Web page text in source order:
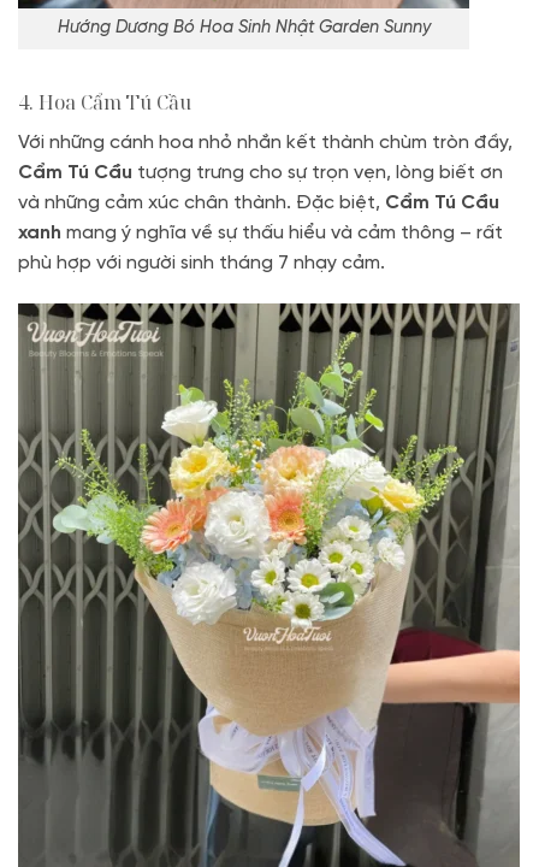
Hướng Dương Bó Hoa Sinh Nhật Garden Sunny
4. Hoa Cẩm Tú Cầu
Với những cánh hoa nhỏ nhắn kết thành chùm tròn đầy,
Cẩm Tú Cầu tượng trưng cho sự trọn vẹn, lòng biết ơn
và những cảm xúc chân thành. Đặc biệt, Cẩm Tú Cầu
xanh mang ý nghĩa về sự thấu hiểu và cảm thông – rất
phù hợp với người sinh tháng 7 nhạy cảm.